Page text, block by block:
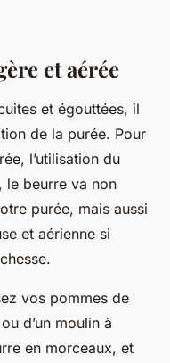
et aérée
et égouttées, il
de la purée. Pour
l’utilisation du
le beurre va non
purée, mais aussi
et aérienne si
vos pommes de
d’un moulin à
en morceaux, et